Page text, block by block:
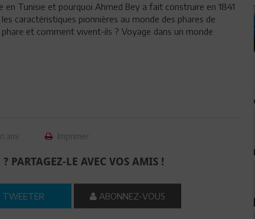
Tunisie et pourquoi Ahmed Bey a fait construire en 1841
caractéristiques pionnières au monde des phares de
et comment vivent-ils ? Voyage dans un monde
ami Imprimer
PARTAGEZ-LE AVEC VOS AMIS !
TWEETER ABONNEZ-VOUS